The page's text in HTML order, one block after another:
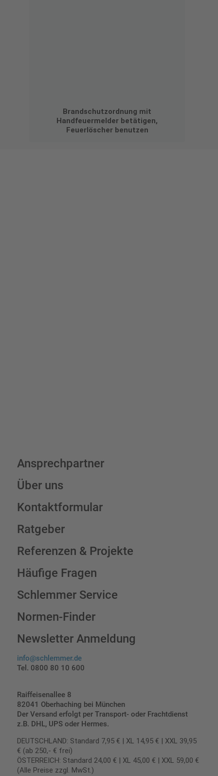
Brandschutzordnung mit
Handfeuermelder betätigen,
Feuerlöscher benutzen
Ansprechpartner
Über uns
Kontaktformular
Ratgeber
Referenzen & Projekte
Häufige Fragen
Schlemmer Service
Normen-Finder
Newsletter Anmeldung
info@schlemmer.de
Tel. 0800 80 10 600
Raiffeisenallee 8
82041 Oberhaching bei München
Der Versand erfolgt per Transport- oder Frachtdienst
z.B. DHL, UPS oder Hermes.
DEUTSCHLAND: Standard 7,95 € | XL 14,95 € | XXL 39,95
€ (ab 250,- € frei)
ÖSTERREICH: Standard 24,00 € | XL 45,00 € | XXL 59,00 €
(Alle Preise zzgl. MwSt.)